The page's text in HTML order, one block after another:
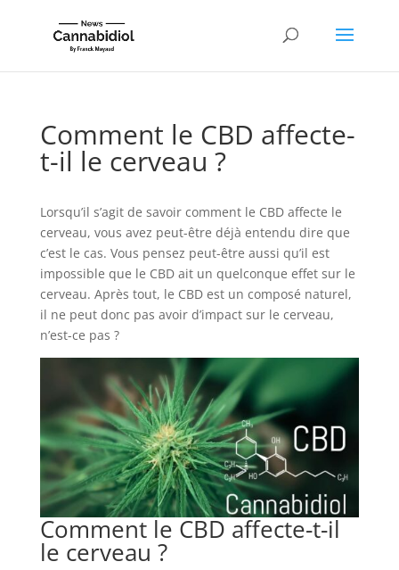
Comment le CBD affecte-
t-il le cerveau ?
Lorsqu’il s’agit de savoir comment le CBD affecte le
cerveau, vous avez peut-être déjà entendu dire que
c’est le cas. Vous pensez peut-être aussi qu’il est
impossible que le CBD ait un quelconque effet sur le
cerveau. Après tout, le CBD est un composé naturel,
il ne peut donc pas avoir d’impact sur le cerveau,
n’est-ce pas ?
Comment le CBD affecte-t-il
le cerveau ?